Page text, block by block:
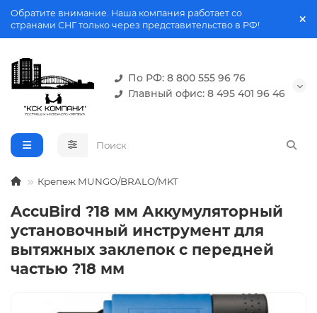
Обратите внимание. Наша компания работает со
странами СНГ только через представительство в РФ!
По РФ: 8 800 555 96 76
Главный офис: 8 495 401 96 46
Крепеж MUNGO/BRALO/MKT
AccuBird ?18 мм Аккумуляторный
установочный инструмент для
вытяжных заклепок с передней
частью ?18 мм